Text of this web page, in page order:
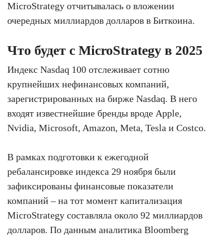
MicroStrategy отчитывалась о вложении
очередных миллиардов долларов в Биткоина.
Что будет с MicroStrategy в 2025
Индекс Nasdaq 100 отслеживает сотню
крупнейших нефинансовых компаний,
зарегистрированных на бирже Nasdaq. В него
входят известнейшие бренды вроде Apple,
Nvidia, Microsoft, Amazon, Meta, Tesla и Costco.
В рамках подготовки к ежегодной
ребалансировке индекса 29 ноября были
зафиксированы финансовые показатели
компаний – на тот момент капитализация
MicroStrategy составляла около 92 миллиардов
долларов. По данным аналитика Bloomberg